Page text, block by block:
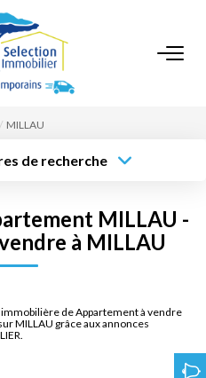
RECHERCHE
MILLAU
de recherche
min
Budget max
MILLAU -
à MILLAU
de Appartement à vendre
MILLAU grâce aux annonces